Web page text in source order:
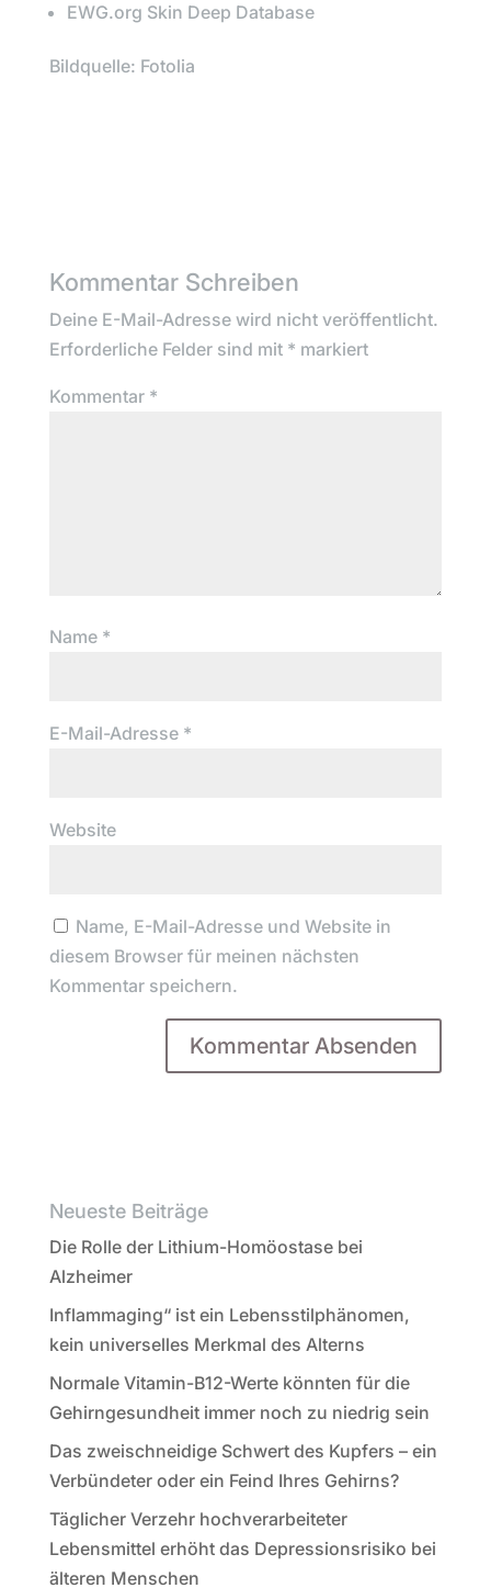
EWG.org Skin Deep Database
Bildquelle: Fotolia
Kommentar Schreiben
Deine E-Mail-Adresse wird nicht veröffentlicht.
Erforderliche Felder sind mit * markiert
Kommentar *
Name *
E-Mail-Adresse *
Website
Name, E-Mail-Adresse und Website in
diesem Browser für meinen nächsten
Kommentar speichern.
Neueste Beiträge
Die Rolle der Lithium-Homöostase bei
Alzheimer
Inflammaging“ ist ein Lebensstilphänomen,
kein universelles Merkmal des Alterns
Normale Vitamin-B12-Werte könnten für die
Gehirngesundheit immer noch zu niedrig sein
Das zweischneidige Schwert des Kupfers – ein
Verbündeter oder ein Feind Ihres Gehirns?
Täglicher Verzehr hochverarbeiteter
Lebensmittel erhöht das Depressionsrisiko bei
älteren Menschen